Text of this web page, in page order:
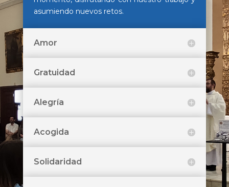
asumiendo nuevos retos.
Amor
Gratuidad
Alegría
Acogida
Solidaridad